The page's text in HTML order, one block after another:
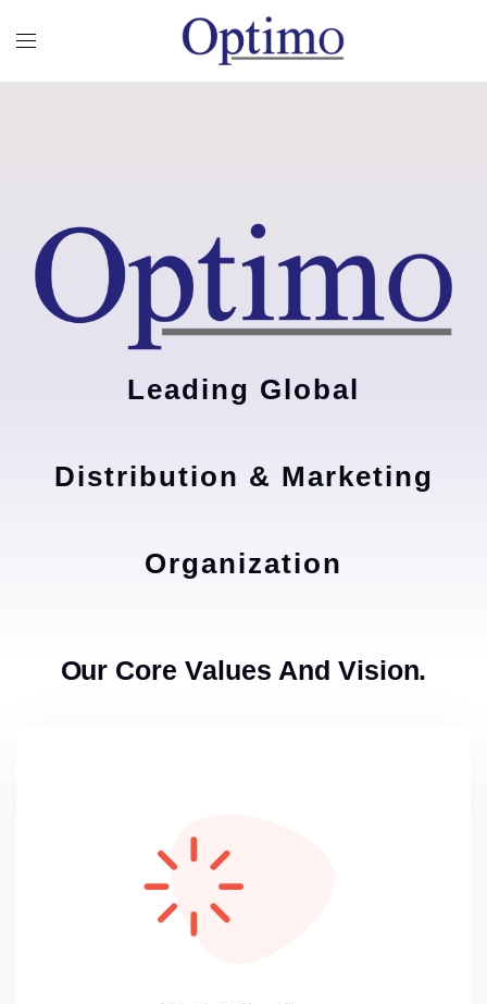
Leading Global
Distribution & Marketing
Organization
Our Core Values And Vision.